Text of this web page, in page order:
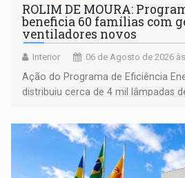
ROLIM DE MOURA:
beneficia 60 famílias com
ventiladores novos
Interior 06 de Agosto de 2026
Ação do Programa de Eficiência
distribuiu cerca de 4 mil lâmpadas
comunidade